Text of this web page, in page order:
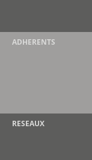
ADHERENTS
RESEAUX